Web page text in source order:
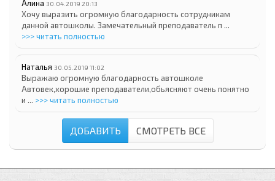
Алина 30.04.2019 20:13
Хочу выразить огромную благодарность сотрудникам
данной автошколы. Замечательный преподаватель п ...
>>> читать полностью
Наталья 30.05.2019 11:02
Выражаю огромную благодарность автошколе
Автовек,хорошие преподаватели,обьясняют очень понятно
и ... >>> читать полностью
ДОБАВИТЬ СМОТРЕТЬ ВСЕ